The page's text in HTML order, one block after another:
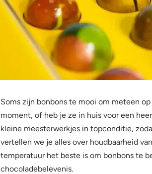
Soms zijn bonbons te mooi om meteen
moment, of heb je ze in huis voor een
kleine meesterwerkjes in topconditie,
vertellen we je alles over houdbaarheid
temperatuur het beste is om bonbons te
chocoladebelevenis.